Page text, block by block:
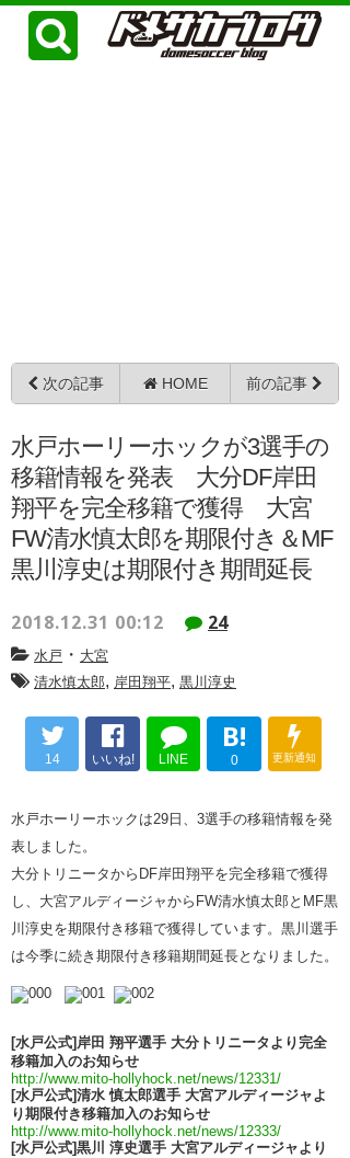
次の記事 HOME 前の記事
水戸ホーリーホックが3選手の
移籍情報を発表 大分DF岸田
翔平を完全移籍で獲得 大宮
FW清水慎太郎を期限付き＆MF
黒川淳史は期限付き期間延長
2018.12.31 00:12 24
水戸 ・ 大宮
清水慎太郎, 岸田翔平, 黒川淳史
14 いいね! LINE
B!
0 更新通知
水戸ホーリーホックは29日、3選手の移籍情報を発
表しました。
大分トリニータからDF岸田翔平を完全移籍で獲得
し、大宮アルディージャからFW清水慎太郎とMF黒
川淳史を期限付き移籍で獲得しています。黒川選手
は今季に続き期限付き移籍期間延長となりました。
[水戸公式]岸田 翔平選手 大分トリニータより完全
移籍加入のお知らせ
http://www.mito-hollyhock.net/news/12331/
[水戸公式]清水 慎太郎選手 大宮アルディージャよ
り期限付き移籍加入のお知らせ
http://www.mito-hollyhock.net/news/12333/
[水戸公式]黒川 淳史選手 大宮アルディージャより